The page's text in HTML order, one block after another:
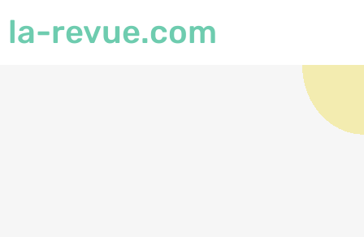
la-revue.com